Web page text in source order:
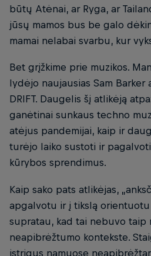
būtų Atėnai, ar Ryga, ar
jūsų mamos bus be galo
mamai nelabai svarbu, kur
Bet grįžkime prie muzikos.
lydėjo naujausias Sam Barker
DRIFT. Daugelis šį atlikėją
ganėtinai sunkaus techno
atėjus pandemijai, kaip ir
turėjo laiko sustoti ir
kūrybos sprendimus.
Kaip sako pats atlikėjas,
apgalvotu ir į tikslą
supratau, kad tai nebuvo taip
neapibrėžtumo kontekste.
įstrigus namuose